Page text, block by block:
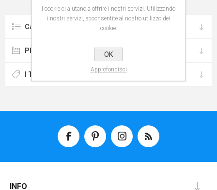
CATEGORIE
PRODUTTORI
I TAG PIÙ POPOLARI
INFO
I cookie ci aiutano a offrire i nostri servizi. Utilizzando
i nostri servizi, acconsentite al nostro utilizzo dei
cookie.
OK
Approfondisci